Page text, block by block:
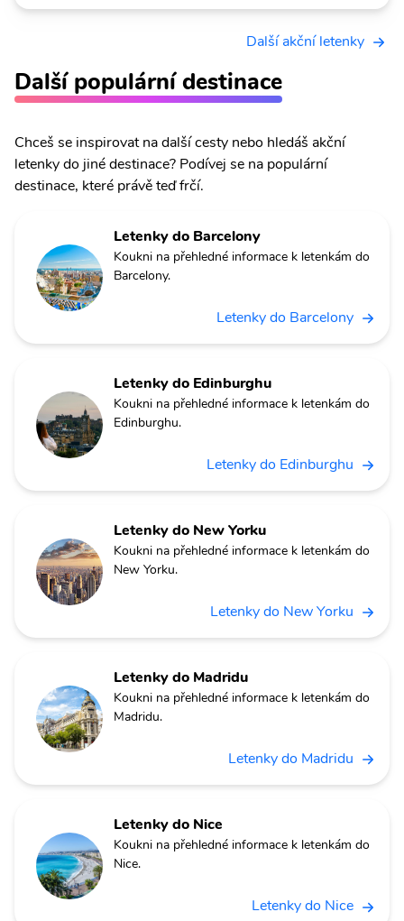
Další akční letenky
Další populární destinace
Chceš se inspirovat na další cesty nebo hledáš akční
letenky do jiné destinace? Podívej se na populární
destinace, které právě teď frčí.
Letenky do Barcelony
Koukni na přehledné informace k letenkám do
Barcelony.
Letenky do Barcelony
Letenky do Edinburghu
Koukni na přehledné informace k letenkám do
Edinburghu.
Letenky do Edinburghu
Letenky do New Yorku
Koukni na přehledné informace k letenkám do
New Yorku.
Letenky do New Yorku
Letenky do Madridu
Koukni na přehledné informace k letenkám do
Madridu.
Letenky do Madridu
Letenky do Nice
Koukni na přehledné informace k letenkám do
Nice.
Letenky do Nice